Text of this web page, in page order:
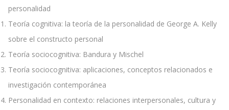
personalidad
Teoría cognitiva: la teoría de la personalidad de George A. Kelly
sobre el constructo personal
Teoría sociocognitiva: Bandura y Mischel
Teoría sociocognitiva: aplicaciones, conceptos relacionados e
investigación contemporánea
Personalidad en contexto: relaciones interpersonales, cultura y